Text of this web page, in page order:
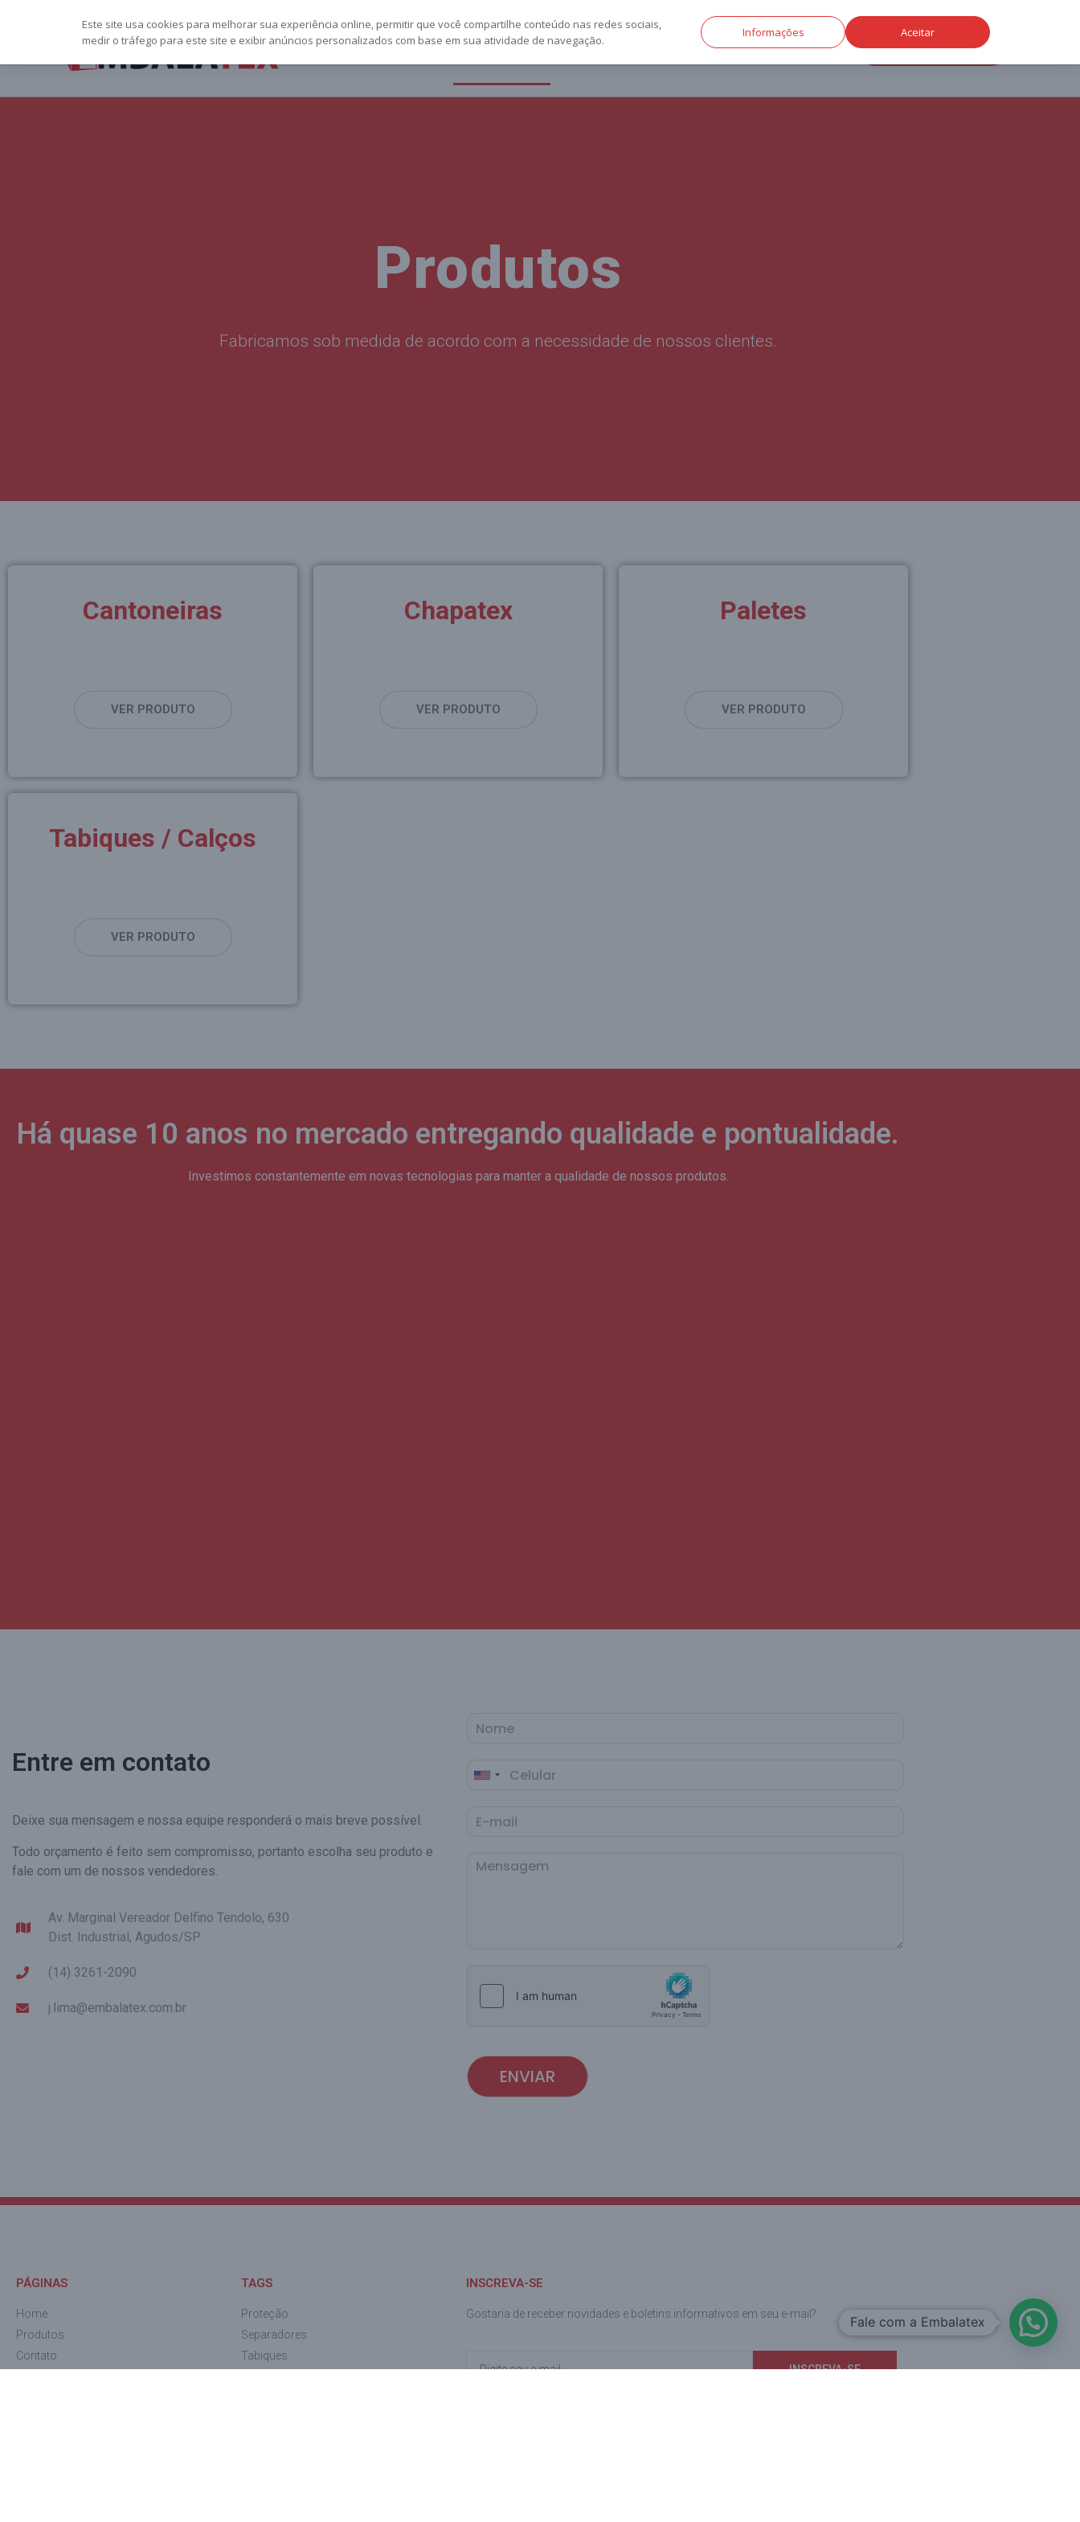
HOME PRODUTOS PARCEIROS CONTATO (14) 3261-2090
Produtos
Fabricamos sob medida de acordo com a necessidade de nossos clientes.
Cantoneiras
VER PRODUTO
Chapatex
VER PRODUTO
Paletes
VER PRODUTO
Tabiques / Calços
VER PRODUTO
Há quase 10 anos no mercado entregando qualidade e pontualidade.
Investimos constantemente em novas tecnologias para manter a qualidade de nossos produtos.
Entre em contato
Deixe sua mensagem e nossa equipe responderá o mais breve possível.
Todo orçamento é feito sem compromisso, portanto escolha seu produto e
fale com um de nossos vendedores.
Av. Marginal Vereador Delfino Tendolo, 630
Dist. Industrial, Agudos/SP
(14) 3261-2090
j.lima@embalatex.com.br
ENVIAR
PÁGINAS
Home
Produtos
Contato
TAGS
Proteção
Separadores
Tabiques
INSCREVA-SE
Gostaria de receber novidades e boletins informativos em seu e-mail?
INSCREVA-SE
Fale com a Embalatex
Este site usa cookies para melhorar sua experiência online, permitir que você compartilhe conteúdo nas redes sociais,
medir o tráfego para este site e exibir anúncios personalizados com base em sua atividade de navegação.
Informações Aceitar